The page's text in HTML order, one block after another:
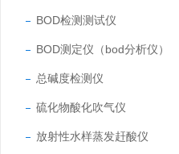
BOD检测测试仪
BOD测定仪（bod分析仪）
总碱度检测仪
硫化物酸化吹气仪
放射性水样蒸发赶酸仪